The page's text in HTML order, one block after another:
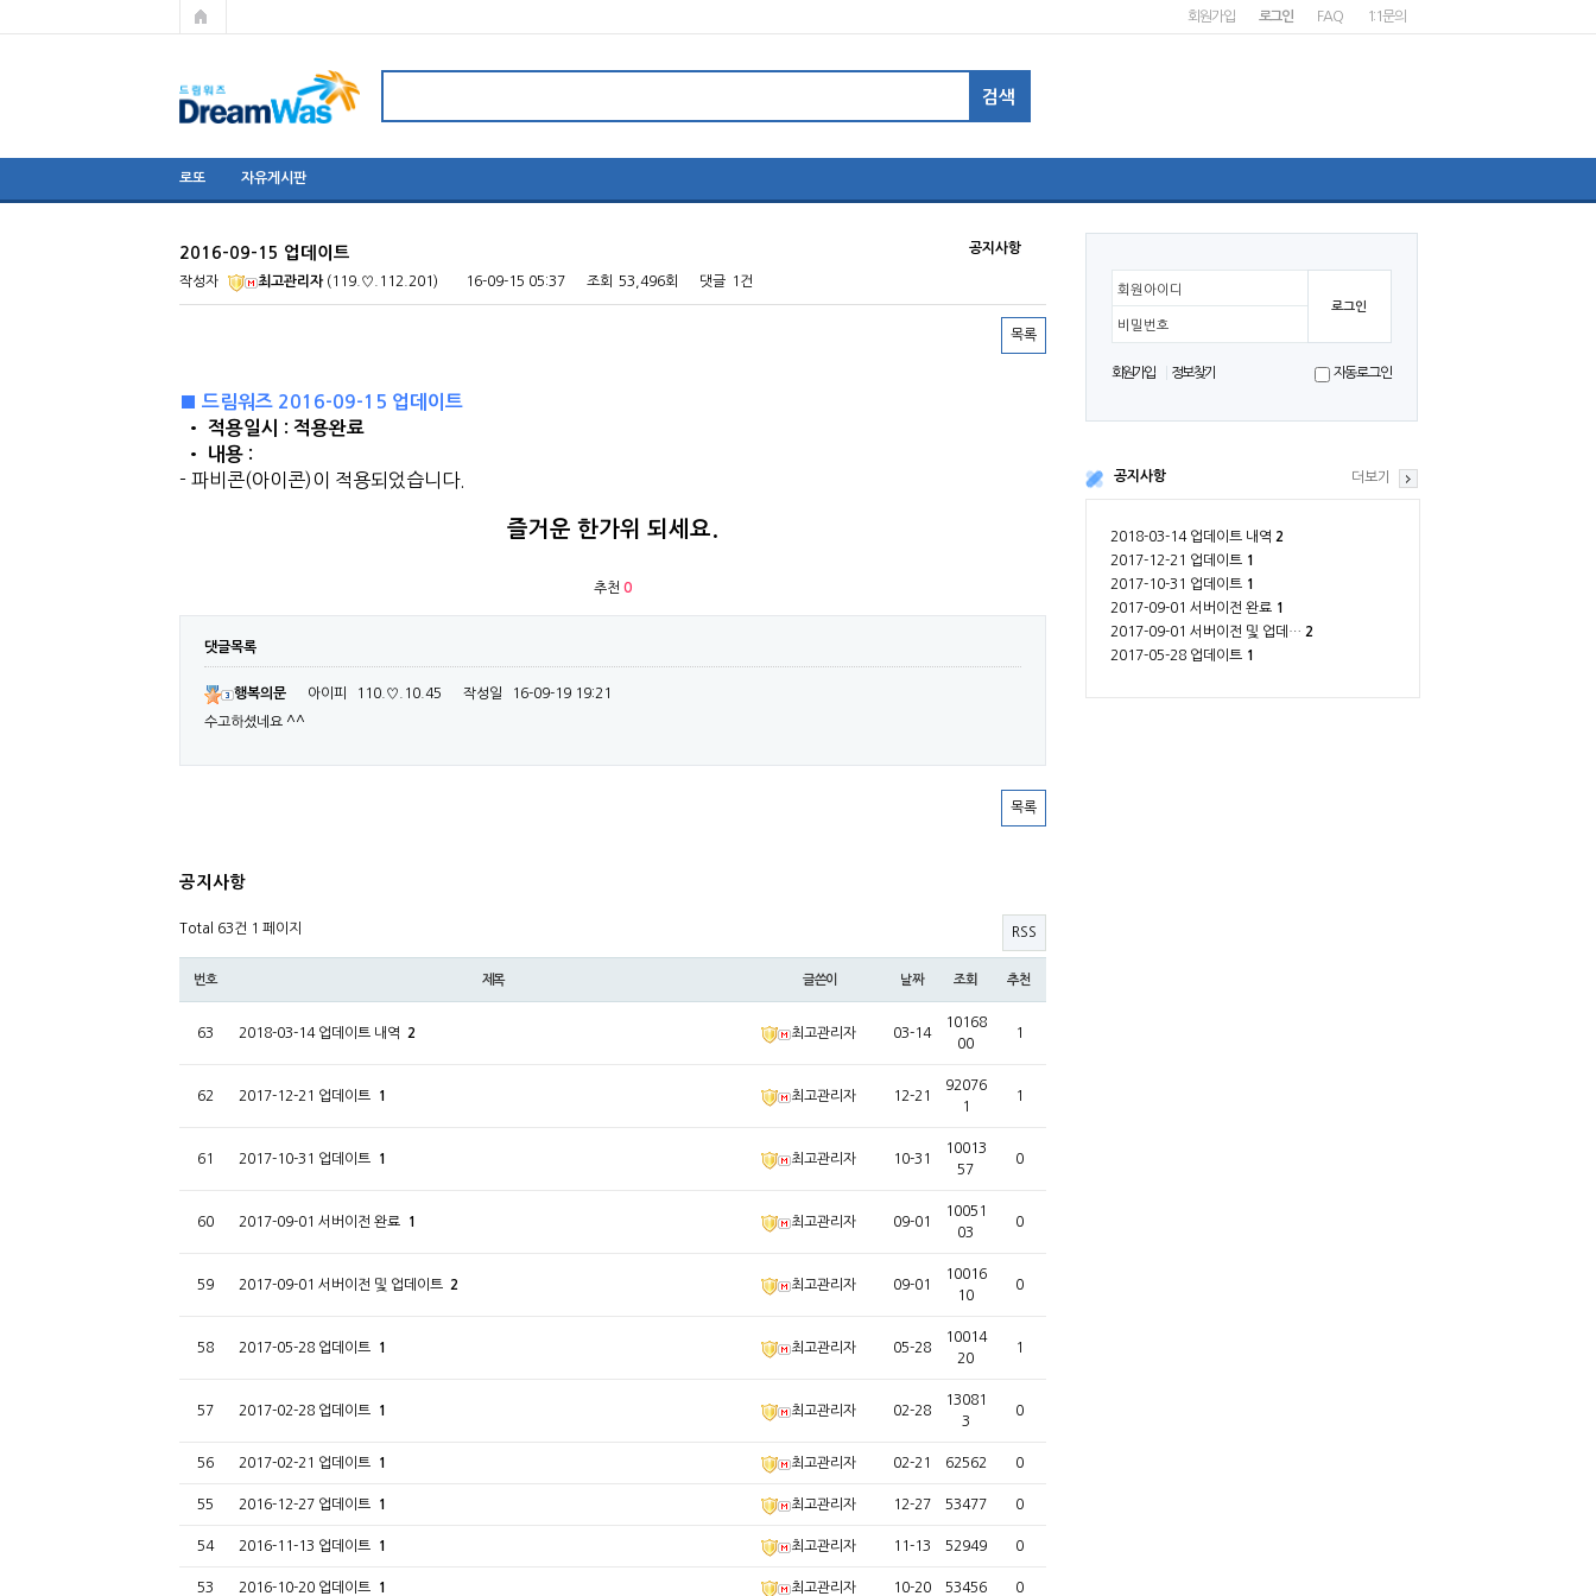
회원가입 로그인 FAQ 1:1문의
로또 자유게시판
회원아이디
비밀번호
회원가입 정보찾기 자동로그인
공지사항
2018-03-14 업데이트 내역 2
2017-12-21 업데이트 1
2017-10-31 업데이트 1
2017-09-01 서버이전 완료 1
2017-09-01 서버이전 및 업데… 2
2017-05-28 업데이트 1
더보기
공지사항
2016-09-15 업데이트
작성자 최고관리자(119.♡.112.201) 16-09-15 05:37 조회 53,496회 댓글 1건
목록
■ 드림워즈 2016-09-15 업데이트
​ • 적용일시 : 적용완료
• 내용 : ​
- 파비콘(아이콘)이 적용되었습니다.
즐거운 한가위 되세요.
추천 0
댓글목록
행복의문 아이피 110.♡.10.45 작성일
16-09-19 19:21
수고하셨네요 ^^
목록
공지사항
Total 63건 1 페이지 RSS
번호 제목 글쓴이 날짜 조회 추천
63 2018-03-14 업데이트 내역 2 최고관리자 03-14
10168
00
1
62 2017-12-21 업데이트 1 최고관리자 12-21
92076
1
1
61 2017-10-31 업데이트 1 최고관리자 10-31
10013
57
0
60 2017-09-01 서버이전 완료 1 최고관리자 09-01
10051
03
0
59 2017-09-01 서버이전 및 업데이트 2 최고관리자 09-01
10016
10
0
58 2017-05-28 업데이트 1 최고관리자 05-28
10014
20
1
57 2017-02-28 업데이트 1 최고관리자 02-28
13081
3
0
56 2017-02-21 업데이트 1 최고관리자 02-21 62562 0
55 2016-12-27 업데이트 1 최고관리자 12-27 53477 0
54 2016-11-13 업데이트 1 최고관리자 11-13 52949 0
53 2016-10-20 업데이트 1 최고관리자 10-20 53456 0